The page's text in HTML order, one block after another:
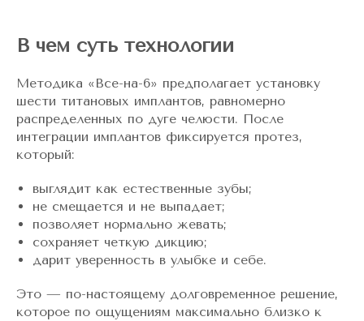
В чем суть технологии
Методика «Все-на-6» предполагает установку
шести титановых имплантов, равномерно
распределенных по дуге челюсти. После
интеграции имплантов фиксируется протез,
который:
выглядит как естественные зубы;
не смещается и не выпадает;
позволяет нормально жевать;
сохраняет четкую дикцию;
дарит уверенность в улыбке и себе.
Это — по-настоящему долговременное решение,
которое по ощущениям максимально близко к